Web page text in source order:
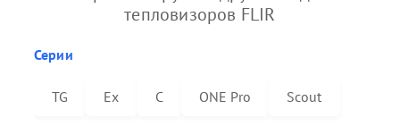
тепловизоров FLIR
Серии
TG Ex C ONE Pro Scout